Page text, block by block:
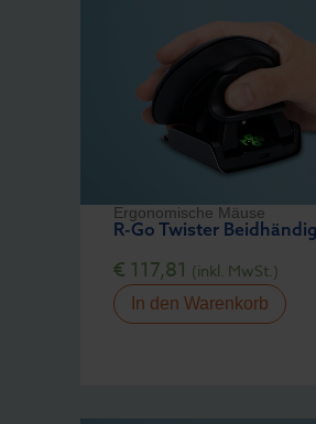
Ergonomische Mäuse
R-Go Twister
€ 117,81 (inkl. MwSt.)
In den Warenkorb